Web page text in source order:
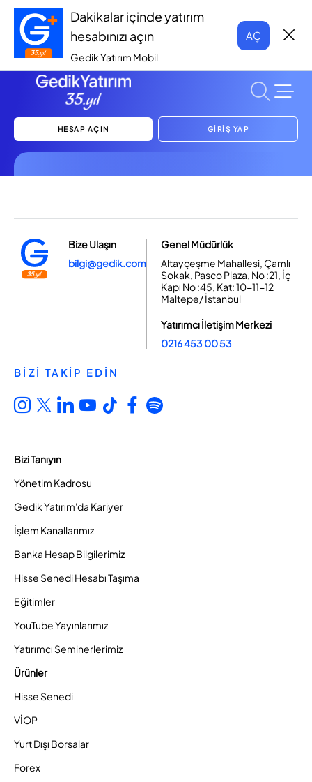
Dakikalar içinde yatırım
hesabınızı açın
Gedik Yatırım Mobil
AÇ
HESAP AÇIN GİRİŞ YAP
Bize Ulaşın
bilgi@gedik.com
Genel Müdürlük
Altayçeşme Mahallesi, Çamlı
Sokak, Pasco Plaza, No :21, İç
Kapı No :45, Kat: 10-11-12
Maltepe/ İstanbul
Yatırımcı İletişim Merkezi
0216 453 00 53
BİZİ TAKİP EDİN
Bizi Tanıyın
Yönetim Kadrosu
Gedik Yatırım'da Kariyer
İşlem Kanallarımız
Banka Hesap Bilgilerimiz
Hisse Senedi Hesabı Taşıma
Eğitimler
YouTube Yayınlarımız
Yatırımcı Seminerlerimiz
Ürünler
Hisse Senedi
VİOP
Yurt Dışı Borsalar
Forex